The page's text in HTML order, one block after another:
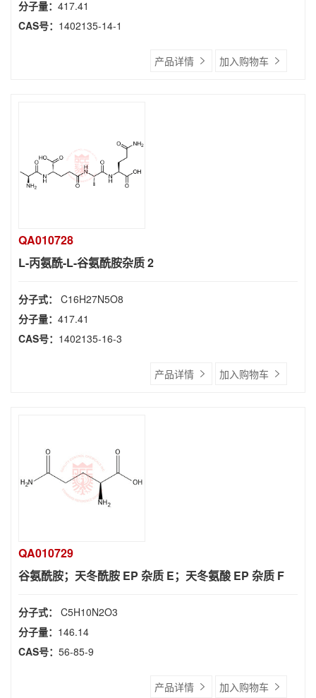
分子量： 417.41
CAS号： 1402135-14-1
产品详情 加入购物车
QA010728
L-丙氨酰-L-谷氨酰胺杂质 2
分子式： C16H27N5O8
分子量： 417.41
CAS号： 1402135-16-3
产品详情 加入购物车
QA010729
谷氨酰胺；天冬酰胺 EP 杂质 E；天冬氨酸 EP 杂质 F
分子式： C5H10N2O3
分子量： 146.14
CAS号： 56-85-9
产品详情 加入购物车